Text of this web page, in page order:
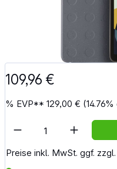
109,96 €
% EVP**129,00 €
Preise inkl. MwSt. ggf.
Artikel Anzahl: